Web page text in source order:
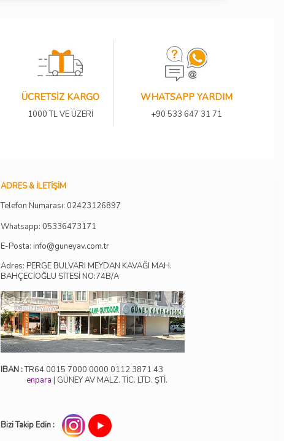
ÜCRETSİZ KARGO
1000 TL VE ÜZERİ
WHATSAPP YARDIM
+90 533 647 31 71
ADRES & İLETIŞIM
Telefon Numarası: 02423126897
Whatsapp: 05336473171
E-Posta: info@guneyav.com.tr
Adres: PERGE BULVARI MEYDAN KAVAĞI MAH.
BAHÇECİOĞLU SİTESİ NO:74B/A
IBAN :TR64 0015 7000 0000 0112 3871 43
enpara | GÜNEY AV MALZ. TİC. LTD. ŞTİ.
Bizi Takip Edin :